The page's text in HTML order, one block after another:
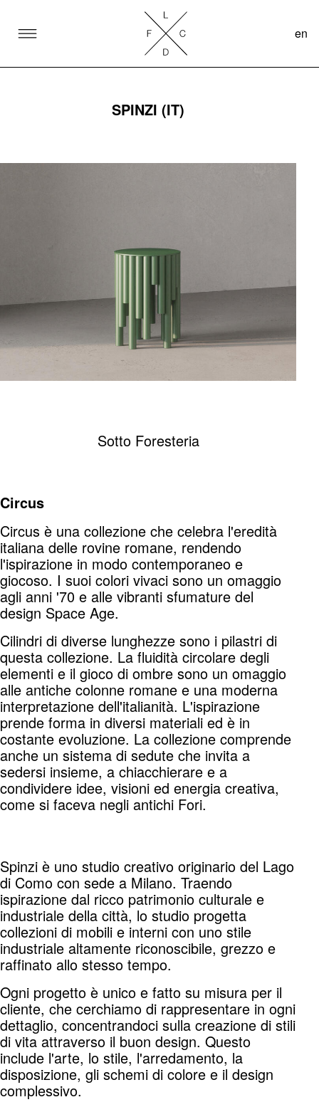
SKIP TO CONTENT
en
SPINZI (IT)
Sotto Foresteria
Circus
Circus è una collezione che celebra l'eredità
italiana delle rovine romane, rendendo
l'ispirazione in modo contemporaneo e
giocoso. I suoi colori vivaci sono un omaggio
agli anni '70 e alle vibranti sfumature del
design Space Age.
Cilindri di diverse lunghezze sono i pilastri di
questa collezione. La fluidità circolare degli
elementi e il gioco di ombre sono un omaggio
alle antiche colonne romane e una moderna
interpretazione dell'italianità. L'ispirazione
prende forma in diversi materiali ed è in
costante evoluzione. La collezione comprende
anche un sistema di sedute che invita a
sedersi insieme, a chiacchierare e a
condividere idee, visioni ed energia creativa,
come si faceva negli antichi Fori.
Spinzi è uno studio creativo originario del Lago
di Como con sede a Milano. Traendo
ispirazione dal ricco patrimonio culturale e
industriale della città, lo studio progetta
collezioni di mobili e interni con uno stile
industriale altamente riconoscibile, grezzo e
raffinato allo stesso tempo.
Ogni progetto è unico e fatto su misura per il
cliente, che cerchiamo di rappresentare in ogni
dettaglio, concentrandoci sulla creazione di stili
di vita attraverso il buon design. Questo
include l'arte, lo stile, l'arredamento, la
disposizione, gli schemi di colore e il design
complessivo.